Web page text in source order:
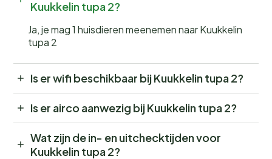
Kuukkelin tupa 2?
Ja, je mag 1 huisdieren meenemen naar Kuukkelin
tupa 2
Is er wifi beschikbaar bij Kuukkelin tupa 2?
Is er airco aanwezig bij Kuukkelin tupa 2?
Wat zijn de in- en uitchecktijden voor
Kuukkelin tupa 2?